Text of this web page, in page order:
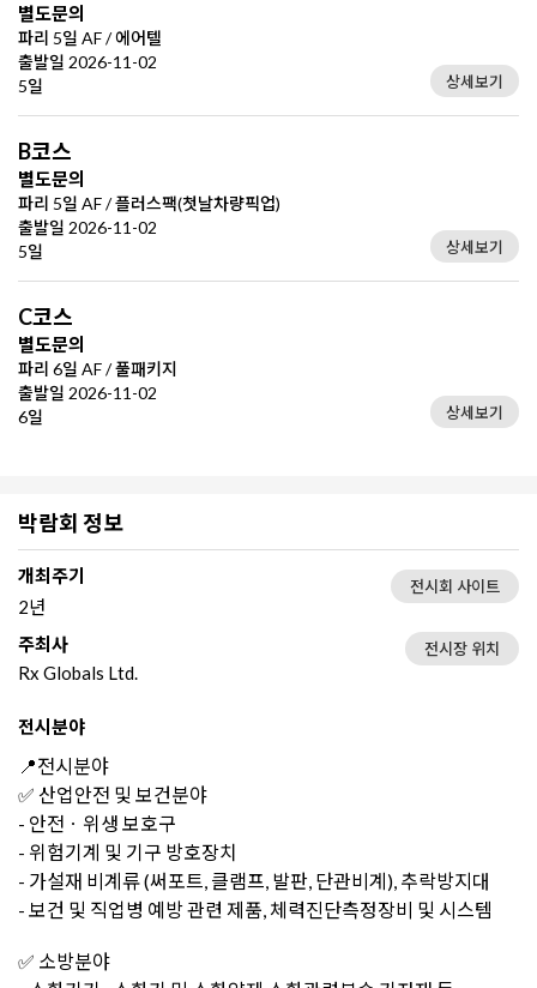
별도문의
파리 5일 AF / 에어텔
출발일 2026-11-02
5일
상세보기
B코스
별도문의
파리 5일 AF / 플러스팩(첫날차량픽업)
출발일 2026-11-02
5일
상세보기
C코스
별도문의
파리 6일 AF / 풀패키지
출발일 2026-11-02
6일
상세보기
박람회 정보
개최주기
2년
전시회 사이트
주최사
Rx Globals Ltd.
전시장 위치
전시분야
📍전시분야
✅ 산업안전 및 보건분야
- 안전ㆍ위생 보호구
- 위험기계 및 기구 방호장치
- 가설재 비계류 (써포트, 클램프, 발판, 단관비계), 추락방지대
- 보건 및 직업병 예방 관련 제품, 체력진단측정장비 및 시스템
✅ 소방분야